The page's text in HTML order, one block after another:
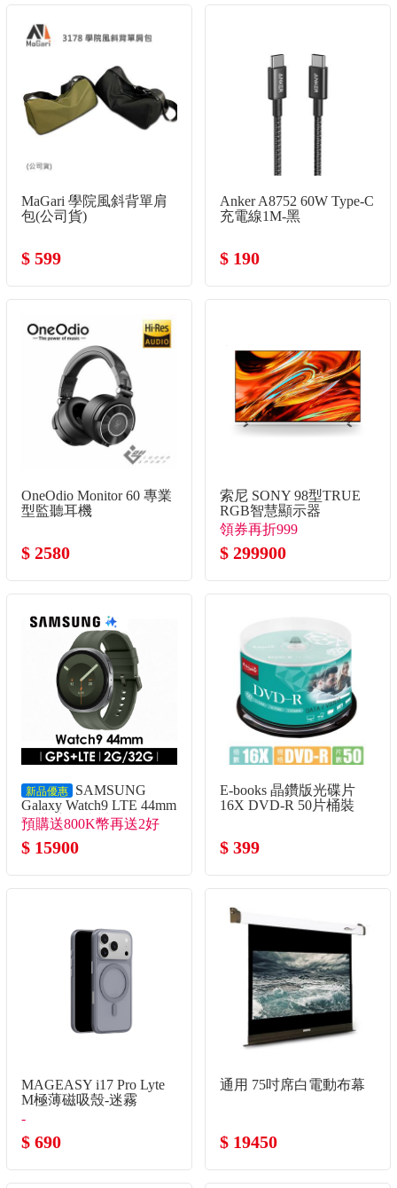
MaGari 學院風斜背單肩
包(公司貨)
$ 599
Anker A8752 60W Type-C
充電線1M-黑
$ 190
OneOdio Monitor 60 專業
型監聽耳機
$ 2580
索尼 SONY 98型TRUE
RGB智慧顯示器
領券再折999
$ 299900
新品優惠
SAMSUNG
Galaxy Watch9 LTE 44mm
智慧手錶 冰川銀
預購送800K幣再送2好
禮！
$ 15900
E-books 晶鑽版光碟片
16X DVD-R 50片桶裝
$ 399
MAGEASY i17 Pro Lyte
M極薄磁吸殼-迷霧
-
$ 690
通用 75吋席白電動布幕
$ 19450